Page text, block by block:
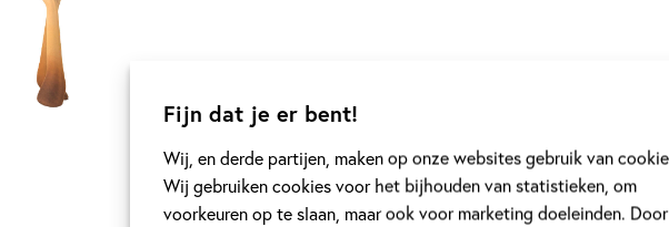
Fijn dat je er bent!
Wij, en derde partijen, maken op onze websites gebruik van
Wij gebruiken cookies voor het bijhouden van statistieken, om
voorkeuren op te slaan, maar ook voor marketing doeleinden.